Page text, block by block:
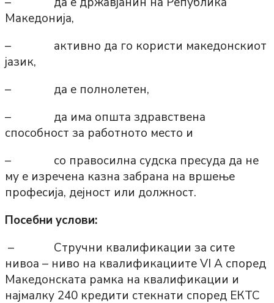
Македонија,
– активно да го користи македонскиот
јазик,
– да е полнолетен,
– да има општа здравствена
способност за работното место и
– со правосилна судска пресуда да не
му е изречена казна забрана на вршење
професија, дејност или должност.
Посебни услови:
– Стручни квалификации за сите
нивоа – ниво на квалификациите VI А според
Македонската рамка на квалификации и
најмалку 240 кредити стекнати според ЕКТС